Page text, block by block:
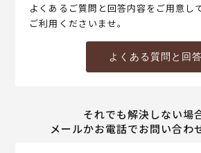
よくあるご質問と回答内容をご用意し
ご利用くださいませ。
よくある質問と回答
それでも解決しない場
メールかお電話でお問い合わ